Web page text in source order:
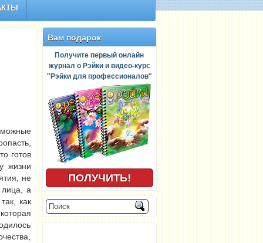
готов
жизни
не
лица, а
как
Вам подарок
Получите первый онлайн
журнал о Рэйки и видео-курс
"Рэйки для профессионалов"